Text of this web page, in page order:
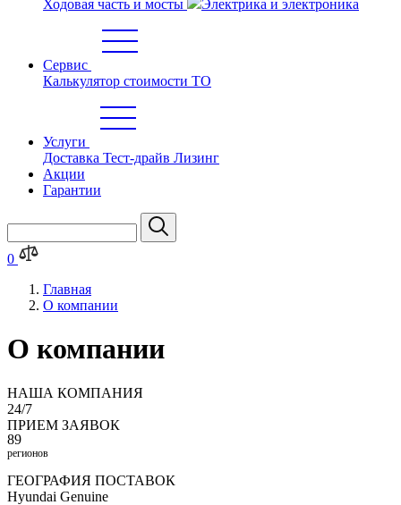
Ходовая часть и мосты Электрика и электроника
Сервис
Калькулятор стоимости ТО
Услуги
Доставка Тест-драйв Лизинг
Акции
Гарантии
0
Главная
О компании
О компании
НАША КОМПАНИЯ
24/7
ПРИЕМ ЗАЯВОК
89
регионов
ГЕОГРАФИЯ ПОСТАВОК
Hyundai Genuine